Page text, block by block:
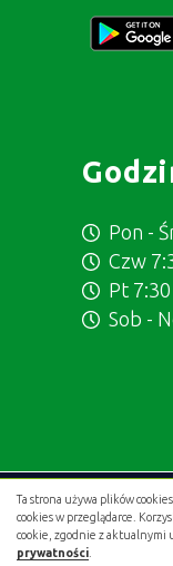
Ta strona używa plików
cookies w przeglądarce.
cookie, zgodnie z aktualnymi
prywatności
Pon -
Czw
Pt
Sob -
Projekt